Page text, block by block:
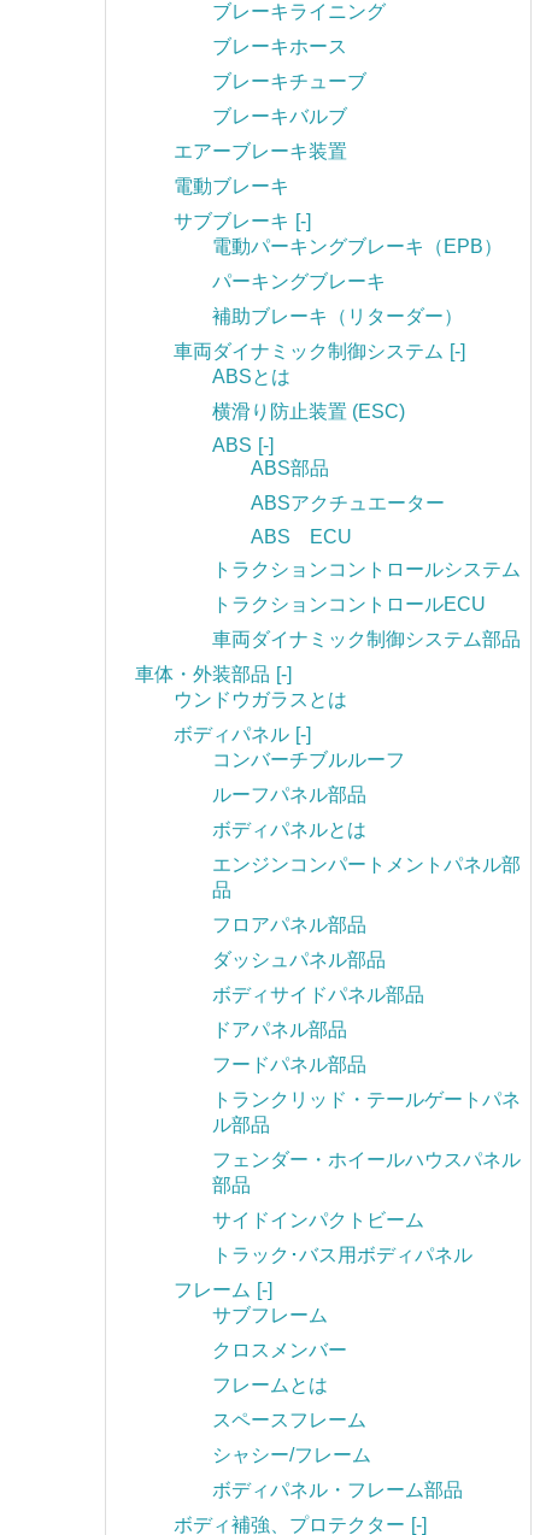
ブレーキライニング
ブレーキホース
ブレーキチューブ
ブレーキバルブ
エアーブレーキ装置
電動ブレーキ
サブブレーキ [-]
電動パーキングブレーキ（EPB）
パーキングブレーキ
補助ブレーキ（リターダー）
車両ダイナミック制御システム [-]
ABSとは
横滑り防止装置 (ESC)
ABS [-]
ABS部品
ABSアクチュエーター
ABS ECU
トラクションコントロールシステム
トラクションコントロールECU
車両ダイナミック制御システム部品
車体・外装部品 [-]
ウンドウガラスとは
ボディパネル [-]
コンバーチブルルーフ
ルーフパネル部品
ボディパネルとは
エンジンコンパートメントパネル部
品
フロアパネル部品
ダッシュパネル部品
ボディサイドパネル部品
ドアパネル部品
フードパネル部品
トランクリッド・テールゲートパネ
ル部品
フェンダー・ホイールハウスパネル
部品
サイドインパクトビーム
トラック･バス用ボディパネル
フレーム [-]
サブフレーム
クロスメンバー
フレームとは
スペースフレーム
シャシー/フレーム
ボディパネル・フレーム部品
ボディ補強、プロテクター [-]